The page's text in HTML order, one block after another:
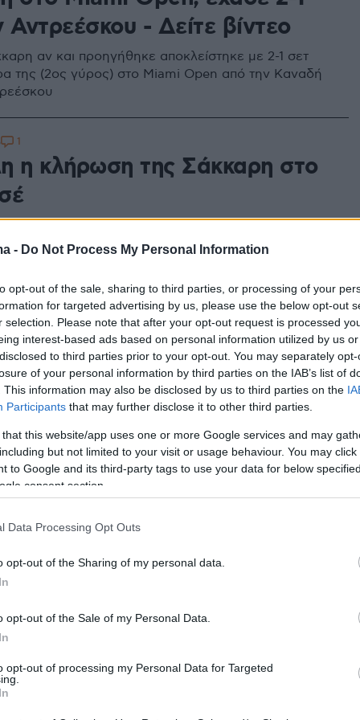
- Do Not Process My Personal Information
opt-out of the sale, sharing to third parties, or processing of your
for targeted advertising by us, please use the below opt-out
selection. Please note that after your opt-out request is processed
interest-based ads based on personal information utilized by us
to third parties prior to your opt-out. You may separately
of your personal information by third parties on the IAB’s list of
This information may also be disclosed by us to third parties on the
Participants that may further disclose it to other third parties.
that this website/app uses one or more Google services and may
but not limited to your visit or usage behaviour. You may
to Google and its third-party tags to use your data for below
consent section.
Data Processing Opt Outs
opt-out of the Sharing of my personal data.
opt-out of the Sale of my Personal Data.
opt-out of processing my Personal Data for Targeted
Αντρεέσκου - Δείτε βίντεο
αν και προηγήθηκε αποκλείστηκε με 2-1 σετ
της (2ος γύρος) στο Miami Open από την Καναδή
η κλήρωση της Σάκκαρη στο
αν και στο Νο1 του ταμπλό έχει δύσκολο
Σαν Χοσέ της Καλιφόρνια
1
«Είναι ένα όνειρο που γίνεται
και εμφανώς συγκινημένη μετά τη μεγάλη της
οδήγησε στους 8 του US Open η Μαρία Σάκκαρη
θρίλερ με την Αντρεέσκου, αλλά και για τη μητέρα
της που την έβλεπαν από κοντά
1
Το απίθανο ρεκόρ που
στον αγώνα Σάκκαρη-
για τους 16 του US Open ξεκίνησε το βράδυ της
Τρίτης κάτι που δεν έχει ξανασυμβεί στο
Νέας Υόρκης